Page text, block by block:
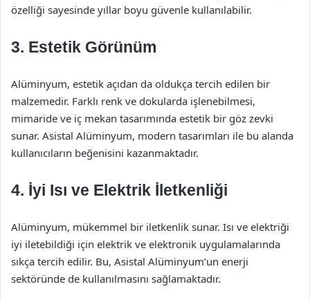
özelliği sayesinde yıllar boyu güvenle kullanılabilir.
3. Estetik Görünüm
Alüminyum, estetik açıdan da oldukça tercih edilen bir
malzemedir. Farklı renk ve dokularda işlenebilmesi,
mimaride ve iç mekan tasarımında estetik bir göz zevki
sunar. Asistal Alüminyum, modern tasarımları ile bu alanda
kullanıcıların beğenisini kazanmaktadır.
4. İyi Isı ve Elektrik İletkenliği
Alüminyum, mükemmel bir iletkenlik sunar. Isı ve elektriği
iyi iletebildiği için elektrik ve elektronik uygulamalarında
sıkça tercih edilir. Bu, Asistal Alüminyum’un enerji
sektöründe de kullanılmasını sağlamaktadır.